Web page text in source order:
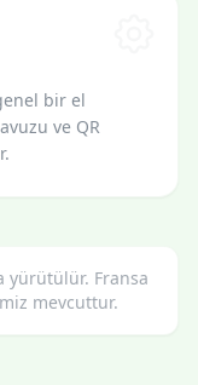
bir el
ve QR
yürütülür. Fransa
mevcuttur.